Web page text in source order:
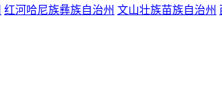
红河哈尼族彝族自治州 文山壮族苗族自治州